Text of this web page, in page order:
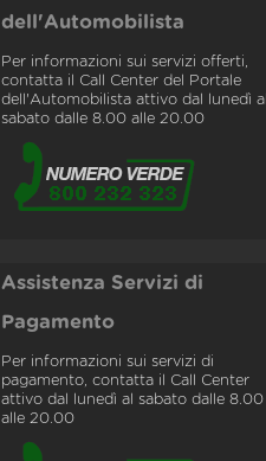
dell'Automobilista
Per informazioni sui servizi offerti,
contatta il Call Center del Portale
dell'Automobilista attivo dal lunedì al
sabato dalle 8.00 alle 20.00
Assistenza Servizi di
Pagamento
Per informazioni sui servizi di
pagamento, contatta il Call Center
attivo dal lunedì al sabato dalle 8.00
alle 20.00